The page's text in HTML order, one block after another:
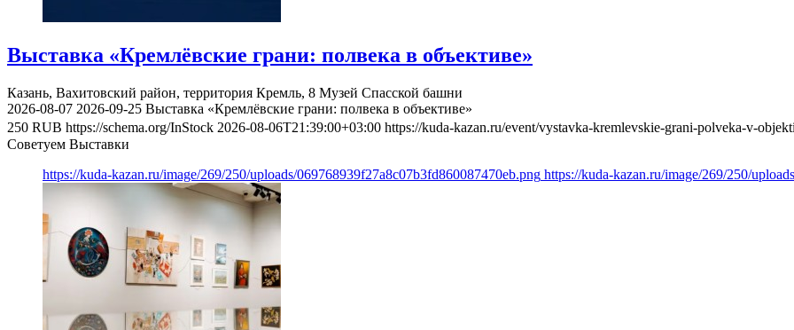
Выставка «Кремлёвские грани: полвека в объективе»
Казань, Вахитовский район, территория Кремль, 8 Музей Спасской башни
2026-08-07 2026-09-25 Выставка «Кремлёвские грани: полвека в объективе»
250 RUB https://schema.org/InStock 2026-08-06T21:39:00+03:00 https://kuda-kazan.ru/event/vystavka-kremlevskie-grani-polveka-v-
Советуем Выставки
https://kuda-kazan.ru/image/269/250/uploads/069768939f27a8c07b3fd860087470eb.png https://kuda-kazan.ru/image/269/250/